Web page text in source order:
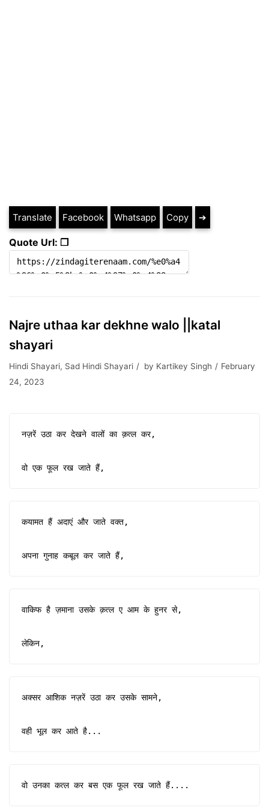
Translate Facebook Whatsapp Copy ➔
Quote Url: ❐
Najre uthaa kar dekhne walo ||katal
shayari
Hindi Shayari, Sad Hindi Shayari by Kartikey Singh
February
24, 2023
नज़रें उठा कर देखने वालों का क़त्ल कर,
वो एक फूल रख जाते हैं,
कयामत हैं अदाएं और जाते वक्त,
अपना गुनाह कबूल कर जाते हैं,
वाकिफ है ज़माना उसके क़त्ल ए आम के हुनर से,
लेकिन,
अक्सर आशिक नज़रें उठा कर उसके सामने,
वही भूल कर आते है...
वो उनका कत्ल कर बस एक फूल रख जाते हैं....